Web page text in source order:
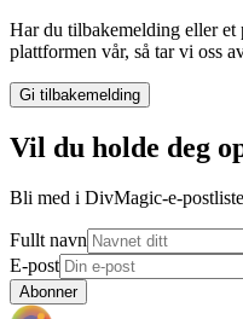
Har du tilbakemelding eller et
plattformen vår, så tar vi oss
Gi tilbakemelding
Vil du holde deg
Bli med i DivMagic-e-
Fullt navn
E-post
Abonner